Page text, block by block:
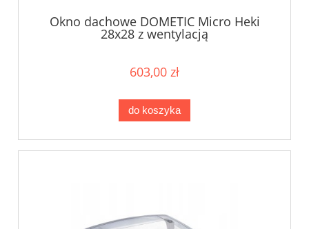
Okno dachowe DOMETIC Micro Heki
28x28 z wentylacją
603,00 zł
do koszyka